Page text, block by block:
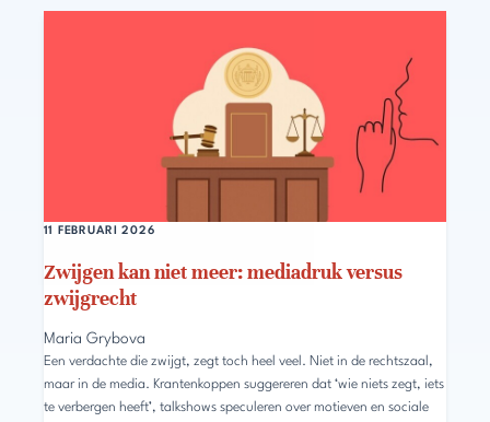
Zwijgen kan niet meer: mediadruk versus
zwijgrecht
11 FEBRUARI 2026
Maria Grybova
Een verdachte die zwijgt, zegt toch heel veel. Niet in de rechtszaal,
maar in de media. Krantenkoppen suggereren dat ‘wie niets zegt, iets
te verbergen heeft’, talkshows speculeren over motieven en sociale